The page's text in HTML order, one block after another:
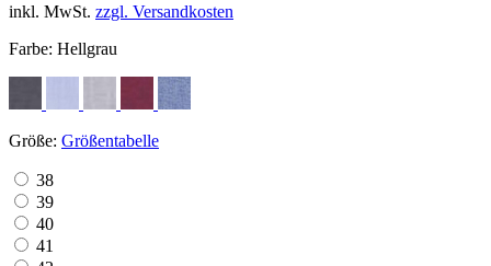
inkl. MwSt. zzgl. Versandkosten
Farbe: Hellgrau
Größe: Größentabelle
38
39
40
41